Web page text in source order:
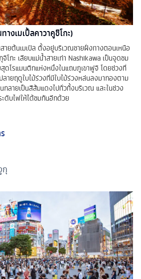
างเมเปิ้ลคาวาคูชิโกะ)
ายต้นเมเปิล ตั้งอยู่บริเวณชายฝั่งทางตอนเหนือ
จิโกะ เลียบแม่น้ำสายเก่า Nashikawa เป็นจุดชม
ดโรแมนติกแห่งหนึ่งในแถบภูเขาฟูจิ โดยช่วงที่
ายฤดูใบไม้ร่วงที่มีใบไม้ร่วงหล่นลงมากองตาม
ลายเป็นสีส้มแดงไปทั่วทั้งบริเวณ และในช่วง
ดับไฟให้ได้ชมกันอีกด้วย
กุ